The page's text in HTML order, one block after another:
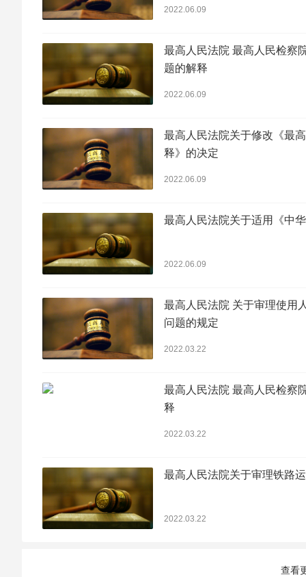
2022.06.09
最高人民法院 最高人民检察
题的解释
2022.06.09
最高人民法院关于修改《最
释》的决定
2022.06.09
最高人民法院关于适用《中
2022.06.09
最高人民法院 关于审理使用
问题的规定
2022.03.22
最高人民法院 最高人民检察
释
2022.03.22
最高人民法院关于审理铁路
2022.03.22
查看